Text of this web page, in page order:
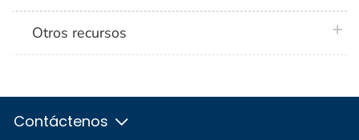
Otros recursos
Contáctenos